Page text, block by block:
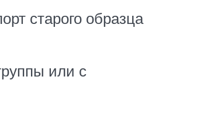
старого образца
или с